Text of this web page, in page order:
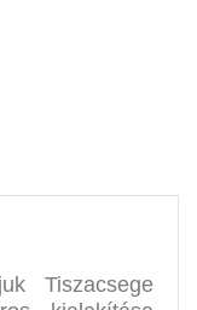
Tiszacsege